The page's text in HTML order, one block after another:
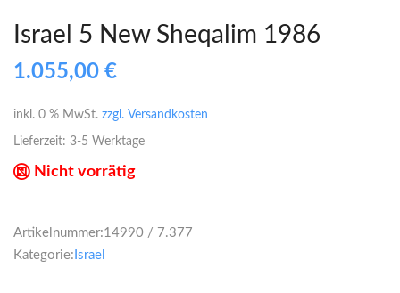
Israel 5 New Sheqalim 1986
1.055,00 €
inkl. 0 % MwSt. zzgl. Versandkosten
Lieferzeit: 3-5 Werktage
Nicht vorrätig
Artikelnummer:14990 / 7.377
Kategorie: Israel